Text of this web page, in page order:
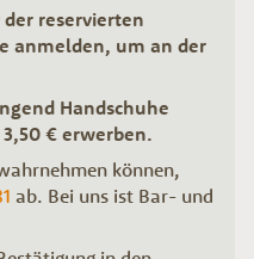
reservierten
anmelden, um an der
Handschuhe
€ erwerben.
können,
ab. Bei uns ist Bar- und